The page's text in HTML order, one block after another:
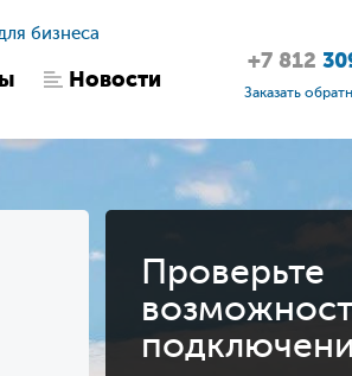
бизнеса
Новости
+7 812
Заказать
Проверьте